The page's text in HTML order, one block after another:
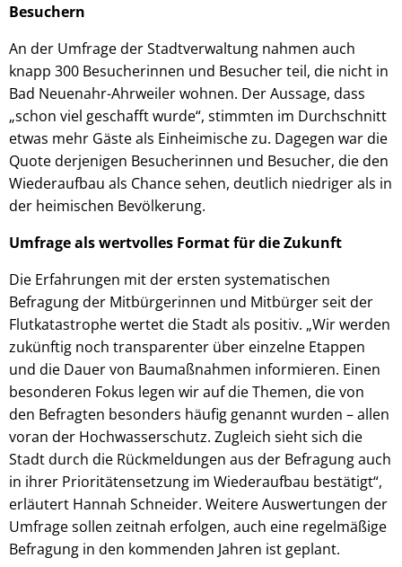
Besuchern
An der Umfrage der Stadtverwaltung nahmen auch
knapp 300 Besucherinnen und Besucher teil, die nicht in
Bad Neuenahr-Ahrweiler wohnen. Der Aussage, dass
„schon viel geschafft wurde“, stimmten im Durchschnitt
etwas mehr Gäste als Einheimische zu. Dagegen war die
Quote derjenigen Besucherinnen und Besucher, die den
Wiederaufbau als Chance sehen, deutlich niedriger als in
der heimischen Bevölkerung.
Umfrage als wertvolles Format für die Zukunft
Die Erfahrungen mit der ersten systematischen
Befragung der Mitbürgerinnen und Mitbürger seit der
Flutkatastrophe wertet die Stadt als positiv. „Wir werden
zukünftig noch transparenter über einzelne Etappen
und die Dauer von Baumaßnahmen informieren. Einen
besonderen Fokus legen wir auf die Themen, die von
den Befragten besonders häufig genannt wurden – allen
voran der Hochwasserschutz. Zugleich sieht sich die
Stadt durch die Rückmeldungen aus der Befragung auch
in ihrer Prioritätensetzung im Wiederaufbau bestätigt“,
erläutert Hannah Schneider. Weitere Auswertungen der
Umfrage sollen zeitnah erfolgen, auch eine regelmäßige
Befragung in den kommenden Jahren ist geplant.